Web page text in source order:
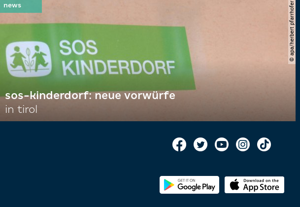
© apa/herbert pfarrhofer
sos-kinderdorf: neue vorwürfe
in tirol